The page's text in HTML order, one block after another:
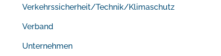
Verkehrssicherheit/Technik/Klimaschutz
Verband
Unternehmen